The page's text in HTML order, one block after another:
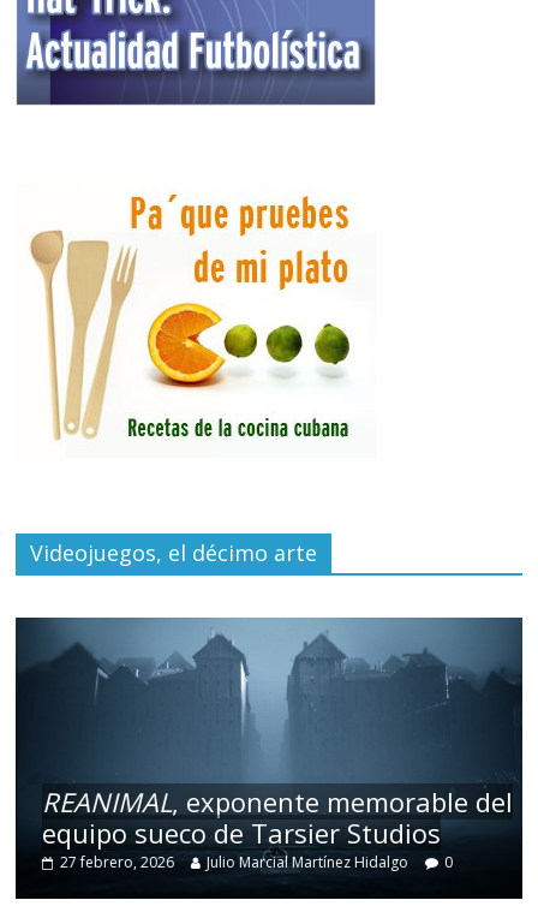
Videojuegos, el décimo arte
REANIMAL, exponente memorable del
equipo sueco de Tarsier Studios
27 febrero, 2026 Julio Marcial Martínez Hidalgo 0